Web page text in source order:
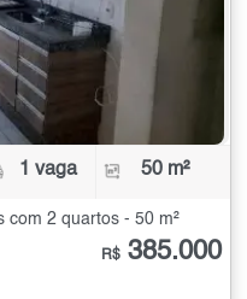
1 vaga 50 m²
com 2 quartos - 50 m²
R$ 385.000